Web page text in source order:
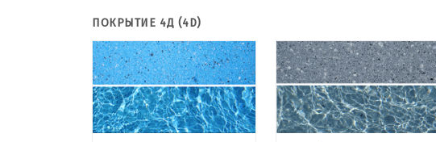
ПОКРЫТИЕ 4Д (4D)